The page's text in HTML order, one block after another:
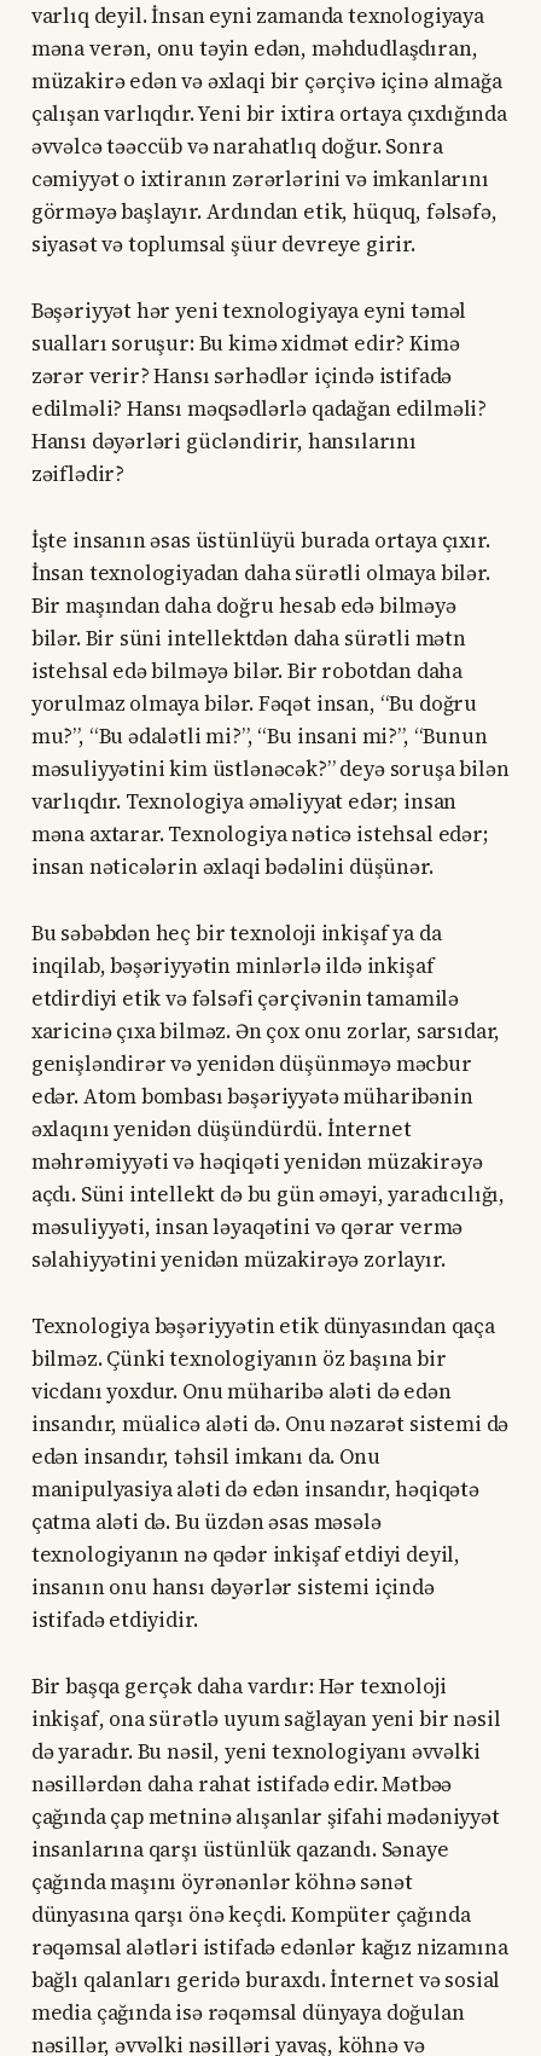
varlıq deyil. İnsan eyni zamanda texnologiyaya
məna verən, onu təyin edən, məhdudlaşdıran,
müzakirə edən və əxlaqi bir çərçivə içinə almağa
çalışan varlıqdır. Yeni bir ixtira ortaya çıxdığında
əvvəlcə təəccüb və narahatlıq doğur. Sonra
cəmiyyət o ixtiranın zərərlərini və imkanlarını
görməyə başlayır. Ardından etik, hüquq, fəlsəfə,
siyasət və toplumsal şüur devreye girir.
Bəşəriyyət hər yeni texnologiyaya eyni təməl
sualları soruşur: Bu kimə xidmət edir? Kimə
zərər verir? Hansı sərhədlər içində istifadə
edilməli? Hansı məqsədlərlə qadağan edilməli?
Hansı dəyərləri gücləndirir, hansılarını
zəiflədir?
İşte insanın əsas üstünlüyü burada ortaya çıxır.
İnsan texnologiyadan daha sürətli olmaya bilər.
Bir maşından daha doğru hesab edə bilməyə
bilər. Bir süni intellektdən daha sürətli mətn
istehsal edə bilməyə bilər. Bir robotdan daha
yorulmaz olmaya bilər. Fəqət insan, “Bu doğru
mu?”, “Bu ədalətli mi?”, “Bu insani mi?”, “Bunun
məsuliyyətini kim üstlənəcək?” deyə soruşa bilən
varlıqdır. Texnologiya əməliyyat edər; insan
məna axtarar. Texnologiya nəticə istehsal edər;
insan nəticələrin əxlaqi bədəlini düşünər.
Bu səbəbdən heç bir texnoloji inkişaf ya da
inqilab, bəşəriyyətin minlərlə ildə inkişaf
etdirdiyi etik və fəlsəfi çərçivənin tamamilə
xaricinə çıxa bilməz. Ən çox onu zorlar, sarsıdar,
genişləndirər və yenidən düşünməyə məcbur
edər. Atom bombası bəşəriyyətə müharibənin
əxlaqını yenidən düşündürdü. İnternet
məhrəmiyyəti və həqiqəti yenidən müzakirəyə
açdı. Süni intellekt də bu gün əməyi, yaradıcılığı,
məsuliyyəti, insan ləyaqətini və qərar vermə
səlahiyyətini yenidən müzakirəyə zorlayır.
Texnologiya bəşəriyyətin etik dünyasından qaça
bilməz. Çünki texnologiyanın öz başına bir
vicdanı yoxdur. Onu müharibə aləti də edən
insandır, müalicə aləti də. Onu nəzarət sistemi də
edən insandır, təhsil imkanı da. Onu
manipulyasiya aləti də edən insandır, həqiqətə
çatma aləti də. Bu üzdən əsas məsələ
texnologiyanın nə qədər inkişaf etdiyi deyil,
insanın onu hansı dəyərlər sistemi içində
istifadə etdiyidir.
Bir başqa gerçək daha vardır: Hər texnoloji
inkişaf, ona sürətlə uyum sağlayan yeni bir nəsil
də yaradır. Bu nəsil, yeni texnologiyanı əvvəlki
nəsillərdən daha rahat istifadə edir. Mətbəə
çağında çap metninə alışanlar şifahi mədəniyyət
insanlarına qarşı üstünlük qazandı. Sənaye
çağında maşını öyrənənlər köhnə sənət
dünyasına qarşı önə keçdi. Kompüter çağında
rəqəmsal alətləri istifadə edənlər kağız nizamına
bağlı qalanları geridə buraxdı. İnternet və sosial
media çağında isə rəqəmsal dünyaya doğulan
nəsillər, əvvəlki nəsilləri yavaş, köhnə və